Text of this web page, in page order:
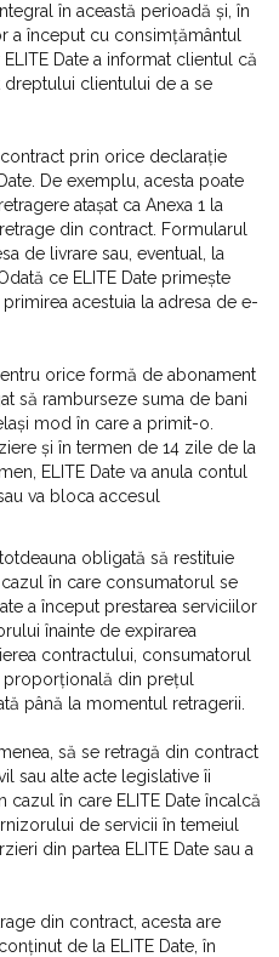
în această perioadă și, în
a început cu consimțământul
Date a informat clientul că
clientului de a se
prin orice declarație
De exemplu, acesta poate
atașat ca Anexa 1 la
din contract. Formularul
de livrare sau, eventual, la
ce ELITE Date primește
acestuia la adresa de e-
orice formă de abonament
să ramburseze suma de bani
mod în care a primit-o.
și în termen de 14 zile de la
ELITE Date va anula contul
va bloca accesul
obligată să restituie
în care consumatorul se
a început prestarea serviciilor
înainte de expirarea
contractului, consumatorul
proporțională din prețul
până la momentul retragerii.
să se retragă din contract
sau alte acte legislative îi
în care ELITE Date încalcă
de servicii în temeiul
din partea ELITE Date sau a
din contract, acesta are
de la ELITE Date, în